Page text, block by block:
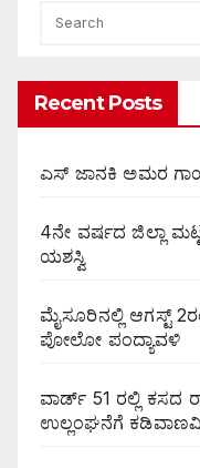
Recent Posts
ಎಸ್ ಜಾನಕಿ ಅಮರ
4ನೇ ವರ್ಷದ ಜಿಲ್ಲಾ
ಯಶಸ್ವಿ
ಮೈಸೂರಿನಲ್ಲಿ ಆಗಸ್ಟ್‌
ಪೋಲೋ ಪಂದ್ಯಾವಳಿ
ವಾರ್ಡ್ 51 ರಲ್ಲಿ
ಉಲ್ಲಂಘನೆಗೆ